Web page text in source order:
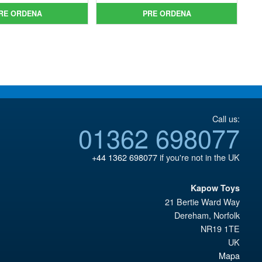
era:
€86.05.
actual
es:
ORDENA
original
era:
precio
actual
PRE ORDENA
Call us:
01362 698077
+44 1362 698077if you're not in the UK
Kapow Toys
21 Bertie Ward Way
Dereham, Norfolk
NR19 1TE
UK
Mapa